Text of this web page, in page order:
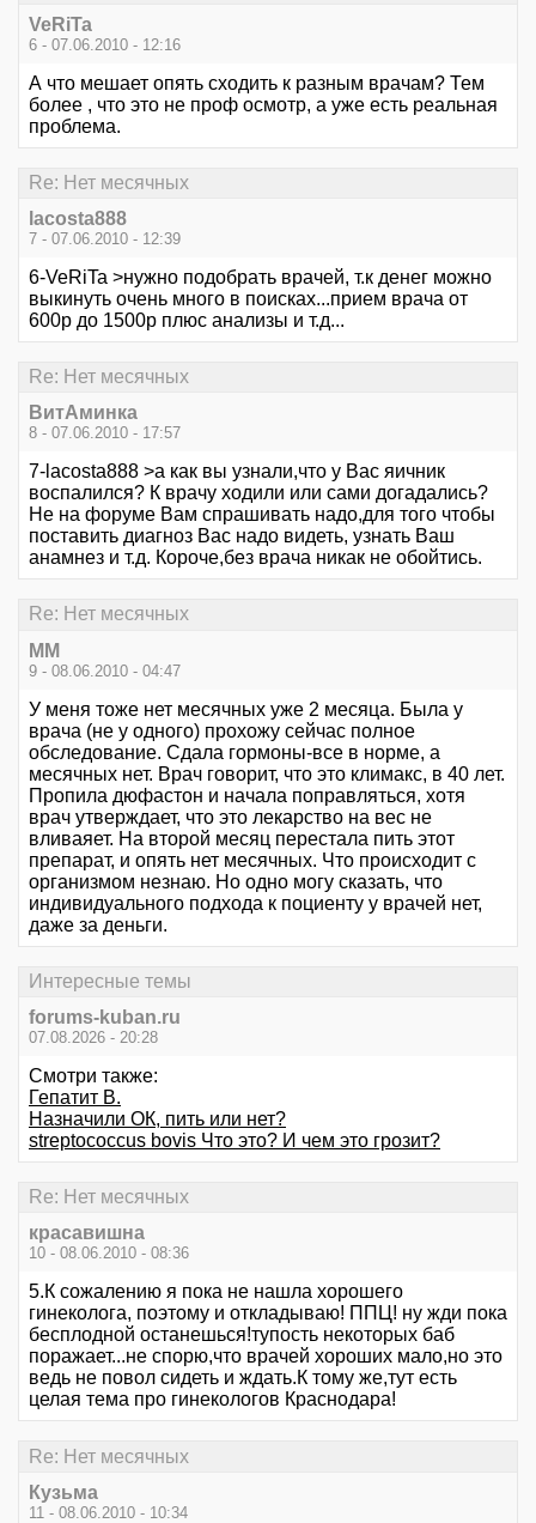
VeRiTa
6 - 07.06.2010 - 12:16
А что мешает опять сходить к разным врачам? Тем
более , что это не проф осмотр, а уже есть реальная
проблема.
Re: Нет месячных
lacosta888
7 - 07.06.2010 - 12:39
6-VeRiTa >нужно подобрать врачей, т.к денег можно
выкинуть очень много в поисках...прием врача от
600р до 1500р плюс анализы и т.д...
Re: Нет месячных
ВитАминка
8 - 07.06.2010 - 17:57
7-lacosta888 >а как вы узнали,что у Вас яичник
воспалился? К врачу ходили или сами догадались?
Не на форуме Вам спрашивать надо,для того чтобы
поставить диагноз Вас надо видеть, узнать Ваш
анамнез и т.д. Короче,без врача никак не обойтись.
Re: Нет месячных
MM
9 - 08.06.2010 - 04:47
У меня тоже нет месячных уже 2 месяца. Была у
врача (не у одного) прохожу сейчас полное
обследование. Сдала гормоны-все в норме, а
месячных нет. Врач говорит, что это климакс, в 40 лет.
Пропила дюфастон и начала поправляться, хотя
врач утверждает, что это лекарство на вес не
вливаяет. На второй месяц перестала пить этот
препарат, и опять нет месячных. Что происходит с
организмом незнаю. Но одно могу сказать, что
индивидуального подхода к поциенту у врачей нет,
даже за деньги.
Интересные темы
forums-kuban.ru
07.08.2026 - 20:28
Смотри также:
Гепатит В.
Назначили ОК, пить или нет?
streptococcus bovis Что это? И чем это грозит?
Re: Нет месячных
красавишна
10 - 08.06.2010 - 08:36
5.К сожалению я пока не нашла хорошего
гинеколога, поэтому и откладываю! ППЦ! ну жди пока
бесплодной останешься!тупость некоторых баб
поражает...не спорю,что врачей хороших мало,но это
ведь не повол сидеть и ждать.К тому же,тут есть
целая тема про гинекологов Краснодара!
Re: Нет месячных
Кузьма
11 - 08.06.2010 - 10:34